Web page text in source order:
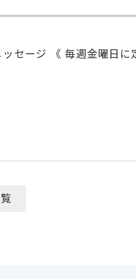
セージ 《 毎週金曜日に